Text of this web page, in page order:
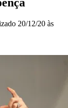
20/12/20 às